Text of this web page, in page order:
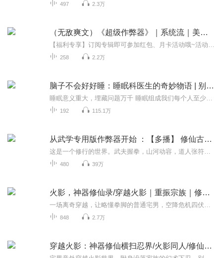
497 2.3万
（无敌爽文）《超级作弊器》｜系统流｜美女环绕｜扮猪吃虎
258 2.2万
脑子不会好好睡：睡眠科医生的奇妙物语 | 别小看睡眠问题！早睡是人类的无敌作弊器
192 115.1万
从武学专用版作弊器开始 ：【多播】 修仙古言 | 半妖穿越 ，风流男主| 纯爱
480 39万
火影，神器修仙录/穿越火影｜重振宗族｜修仙幻忍
848 2.7万
穿越火影：神器修仙横扫忍界/火影同人/修仙爽文